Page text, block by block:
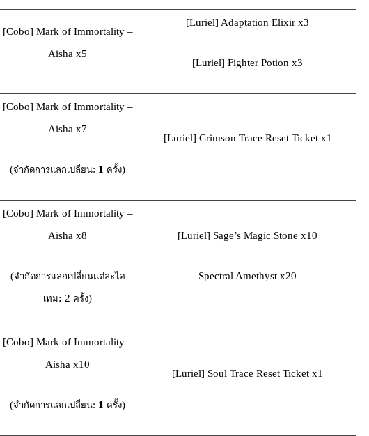
[Cobo] Mark of Immortality –
Aisha x5
[Luriel] Adaptation Elixir x3
[Luriel] Fighter Potion x3
[Cobo] Mark of Immortality –
Aisha x7
(จำกัดการแลกเปลี่ยน: 1 ครั้ง)
[Luriel] Crimson Trace Reset Ticket x1
[Cobo] Mark of Immortality –
Aisha x8
(จำกัดการแลกเปลี่ยนแต่ละไอ
เทม: 2 ครั้ง)
[Luriel] Sage’s Magic Stone x10
Spectral Amethyst x20
[Cobo] Mark of Immortality –
Aisha x10
(จำกัดการแลกเปลี่ยน: 1 ครั้ง)
[Luriel] Soul Trace Reset Ticket x1